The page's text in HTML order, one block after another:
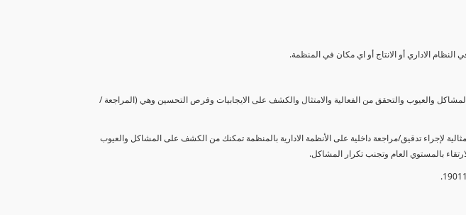
الاداري أو الانتاج أو اي مكان في المنظمة.
والعيوب والتحقق من الفعالية والامتثال والكشف على الايجابيات وفرص التحسين وهي (المراجعة /
لإجراء تدقيق/مراجعة داخلية على الأنظمة الادارية بالمنظمة تمكنك من الكشف على المشاكل والعيوب
بالمستوي العام وتجنب تكرار المشاكل.